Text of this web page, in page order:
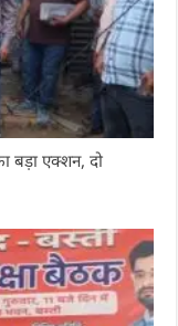
बड़ा एक्शन, दो